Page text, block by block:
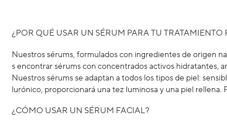
¿POR QUÉ USAR UN SÉRUM PARA TU TRATAMIENTO
Nuestros sérums, formulados con ingredientes de origen
s encontrar sérums con concentrados activos hidratantes,
Nuestros sérums se adaptan a todos los tipos de piel:
lurónico, proporcionará una tez luminosa y una piel
¿CÓMO USAR UN SÉRUM FACIAL?